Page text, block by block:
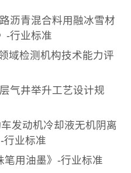
沥青混合料用融冰雪材
-行业标准
域检测机构技术能力评
气井举升工艺设计规
发动机冷却液无机阴离
行业标准
笔用油墨》-行业标准